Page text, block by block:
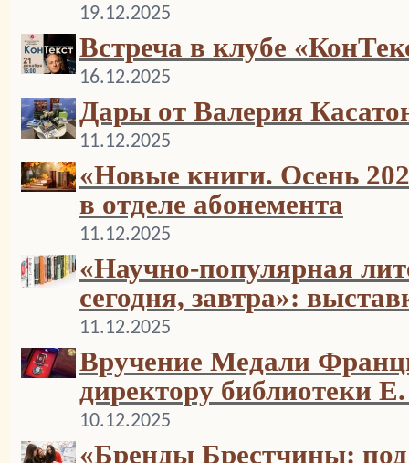
19.12.2025
Встреча в клубе
16.12.2025
Дары от Валерия
11.12.2025
«Новые книги. Осень
в отделе абонемента
11.12.2025
«Научно-популярная
сегодня, завтра»:
11.12.2025
Вручение Медали
директору библиотеки
10.12.2025
«Бренды Брестчины: под